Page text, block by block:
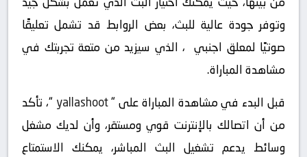
وتوفر جودة عالية للبث، بعض الروابط قد تشمل تعليقًا
صوتيًا لمعلق اجنبي ، الذي سيزيد من متعة تجربتك في
مشاهدة المباراة.
قبل البدء في مشاهدة المباراة على “yallashoot
“، تأكد
من أن اتصالك بالإنترنت قوي ومستقر، وأن لديك مشغل
وسائط يدعم تشغيل البث المباشر، يمكنك الاستمتاع